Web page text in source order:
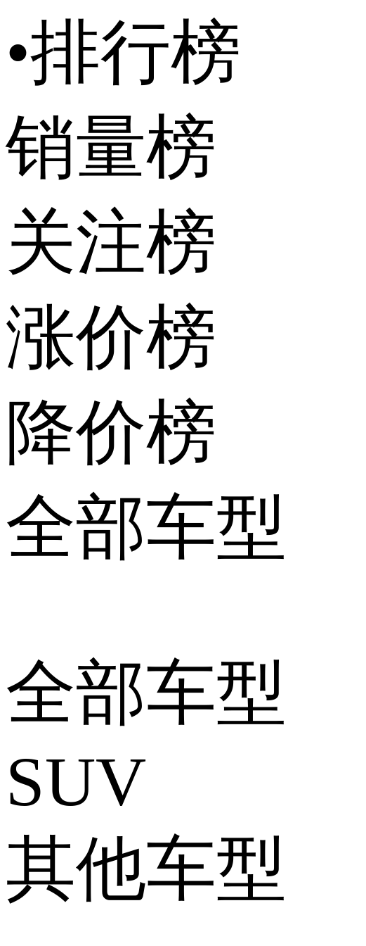
•排行榜
销量榜
关注榜
涨价榜
降价榜
全部车型
全部车型
SUV
其他车型